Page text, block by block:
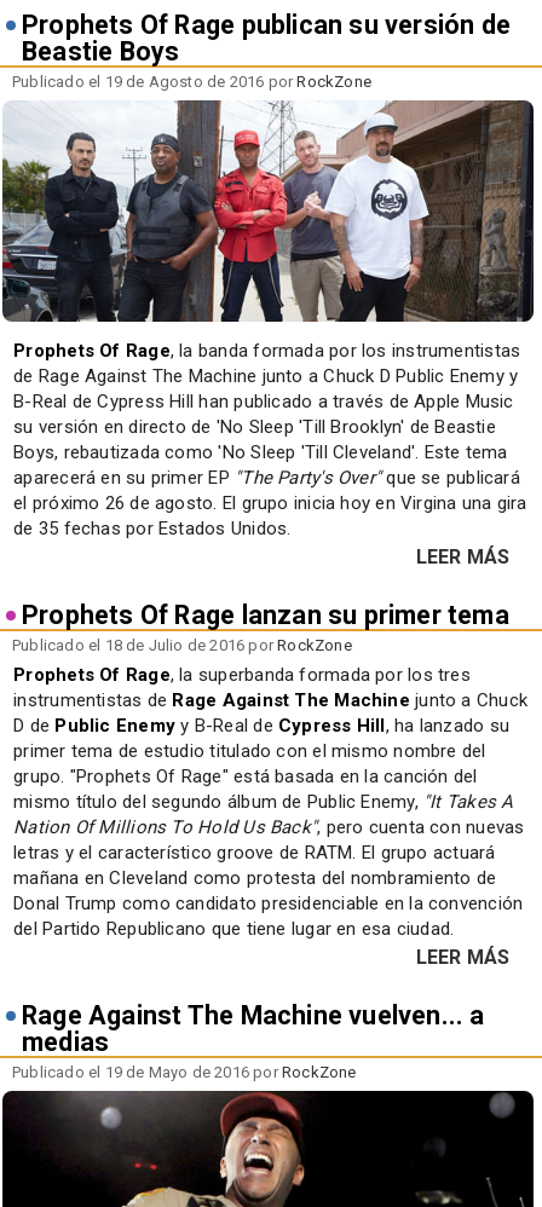
Prophets Of Rage publican su versión de
Beastie Boys
Publicado el 19 de Agosto de 2016 porRockZone
Prophets Of Rage, la banda formada por los instrumentistas
de Rage Against The Machine junto a Chuck D Public Enemy y
B-Real de Cypress Hill han publicado a través de Apple Music
su versión en directo de 'No Sleep 'Till Brooklyn' de Beastie
Boys, rebautizada como 'No Sleep 'Till Cleveland'. Este tema
aparecerá en su primer EP "The Party's Over"que se publicará
el próximo 26 de agosto. El grupo inicia hoy en Virgina una gira
de 35 fechas por Estados Unidos.
LEER MÁS
Prophets Of Rage lanzan su primer tema
Publicado el 18 de Julio de 2016 porRockZone
Prophets Of Rage, la superbanda formada por los tres
instrumentistas de Rage Against The Machine junto a Chuck
D de Public Enemy y B-Real de Cypress Hill, ha lanzado su
primer tema de estudio titulado con el mismo nombre del
grupo. "Prophets Of Rage" está basada en la canción del
mismo título del segundo álbum de Public Enemy, "It Takes A
Nation Of Millions To Hold Us Back", pero cuenta con nuevas
letras y el característico groove de RATM. El grupo actuará
mañana en Cleveland como protesta del nombramiento de
Donal Trump como candidato presidenciable en la convención
del Partido Republicano que tiene lugar en esa ciudad.
LEER MÁS
Rage Against The Machine vuelven... a
medias
Publicado el 19 de Mayo de 2016 porRockZone